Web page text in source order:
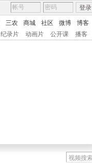
登录
三农 商城 社区 微博 博客
纪录片 动画片 公开课 播客